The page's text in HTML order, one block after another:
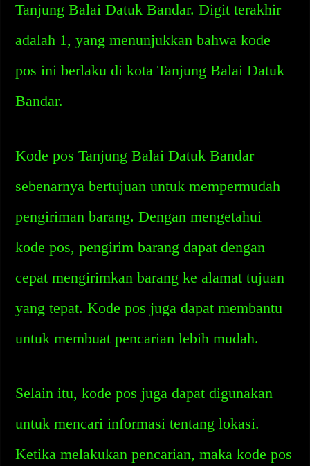
Tanjung Balai Datuk Bandar. Digit terakhir
adalah 1, yang menunjukkan bahwa kode
pos ini berlaku di kota Tanjung Balai Datuk
Bandar.
Kode pos Tanjung Balai Datuk Bandar
sebenarnya bertujuan untuk mempermudah
pengiriman barang. Dengan mengetahui
kode pos, pengirim barang dapat dengan
cepat mengirimkan barang ke alamat tujuan
yang tepat. Kode pos juga dapat membantu
untuk membuat pencarian lebih mudah.
Selain itu, kode pos juga dapat digunakan
untuk mencari informasi tentang lokasi.
Ketika melakukan pencarian, maka kode pos